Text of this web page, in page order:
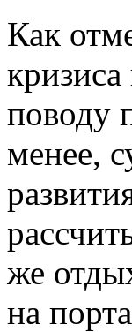
Как
поводу
менее,
же
на